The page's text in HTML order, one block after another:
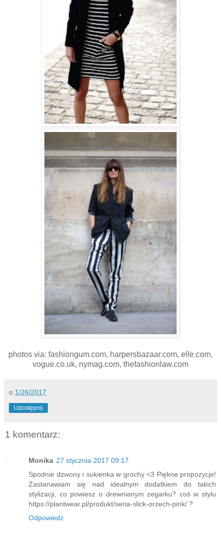
photos via: fashiongum.com, harpersbazaar.com, elle.com,
vogue.co.uk, nymag.com, thefashionlaw.com
o 1/26/2017
Udostępnij
1 komentarz:
Monika 27 stycznia 2017 09:17
Spodnie dzwony i sukienka w grochy <3 Piękne propozycje!
Zastanawiam się nad idealnym dodatkiem do takich
stylizacji, co powiesz o drewnianym zegarku? coś w stylu
https://plantwear.pl/produkt/seria-slick-orzech-pink/ ?
Odpowiedz